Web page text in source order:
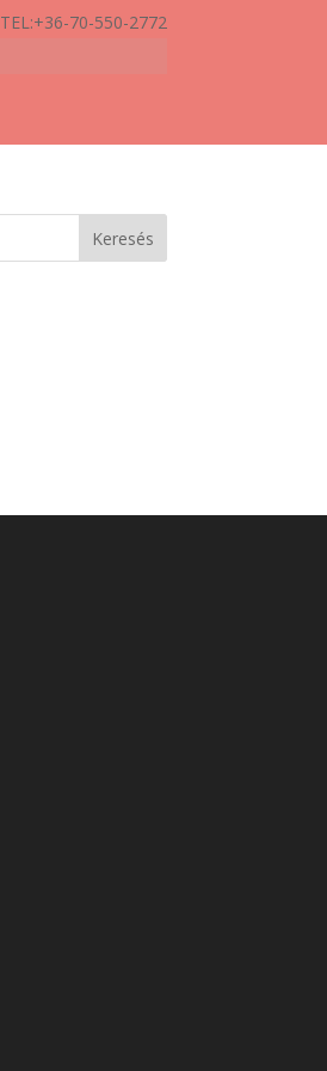
TEL:+36-70-550-2772